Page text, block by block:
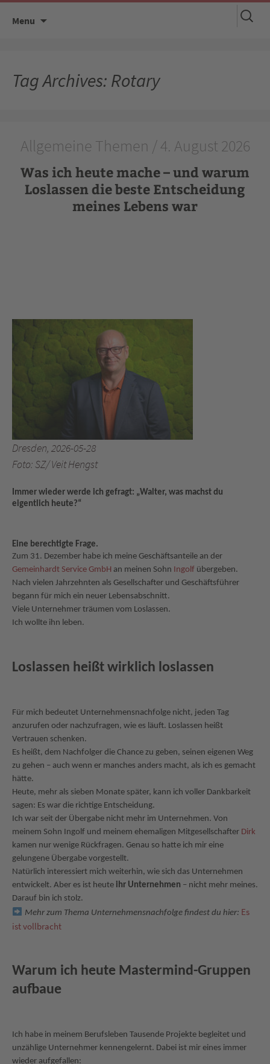
Menu
Suchen
nach:
Tag Archives: Rotary
Allgemeine Themen / 4. August 2026
Was ich heute mache – und warum
Loslassen die beste Entscheidung
meines Lebens war
Dresden, 2026-05-28
Foto: SZ/ Veit Hengst
Immer wieder werde ich gefragt: „Walter, was machst du
eigentlich heute?“
Eine berechtigte Frage.
Zum 31. Dezember habe ich meine Geschäftsanteile an der
Gemeinhardt Service GmbH an meinen Sohn Ingolf übergeben.
Nach vielen Jahrzehnten als Gesellschafter und Geschäftsführer
begann für mich ein neuer Lebensabschnitt.
Viele Unternehmer träumen vom Loslassen.
Ich wollte ihn leben.
Loslassen heißt wirklich loslassen
Für mich bedeutet Unternehmensnachfolge nicht, jeden Tag
anzurufen oder nachzufragen, wie es läuft. Loslassen heißt
Vertrauen schenken.
Es heißt, dem Nachfolger die Chance zu geben, seinen eigenen Weg
zu gehen – auch wenn er manches anders macht, als ich es gemacht
hätte.
Heute, mehr als sieben Monate später, kann ich voller Dankbarkeit
sagen: Es war die richtige Entscheidung.
Ich war seit der Übergabe nicht mehr im Unternehmen. Von
meinem Sohn Ingolf und meinem ehemaligen Mitgesellschafter Dirk
kamen nur wenige Rückfragen. Genau so hatte ich mir eine
gelungene Übergabe vorgestellt.
Natürlich interessiert mich weiterhin, wie sich das Unternehmen
entwickelt. Aber es ist heute ihr Unternehmen – nicht mehr meines.
Darauf bin ich stolz.
Mehr zum Thema Unternehmensnachfolge findest du hier: Es
ist vollbracht
Warum ich heute Mastermind-Gruppen
aufbaue
Ich habe in meinem Berufsleben Tausende Projekte begleitet und
unzählige Unternehmer kennengelernt. Dabei ist mir eines immer
wieder aufgefallen: